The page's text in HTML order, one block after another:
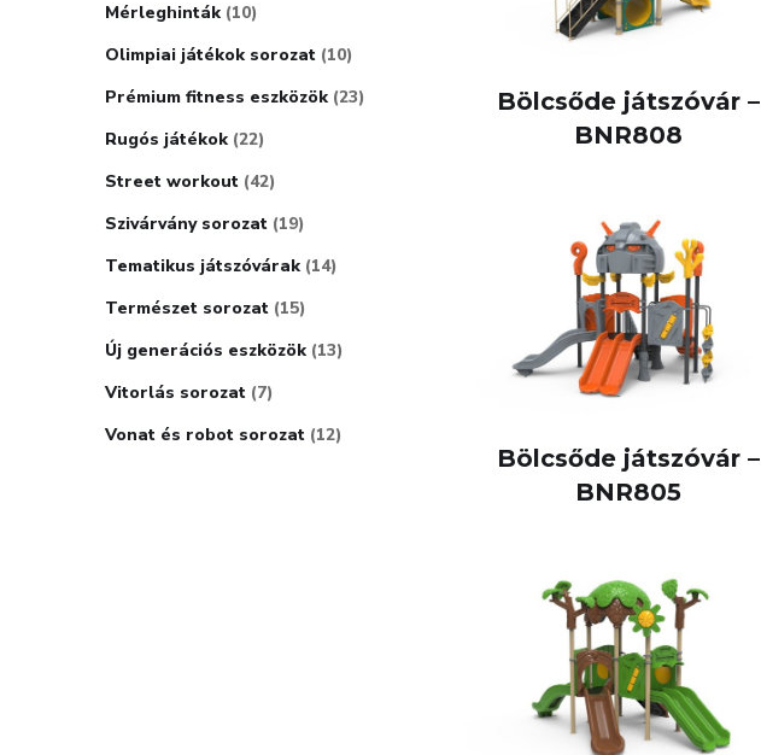
Bölcsőde játszóvár –
BNR808
Bölcsőde játszóvár –
BNR805
Mérleghinták 10
Olimpiai játékok sorozat 10
Prémium fitness eszközök 23
Rugós játékok 22
Street workout 42
Szivárvány sorozat 19
Tematikus játszóvárak 14
Természet sorozat 15
Új generációs eszközök 13
Vitorlás sorozat 7
Vonat és robot sorozat 12